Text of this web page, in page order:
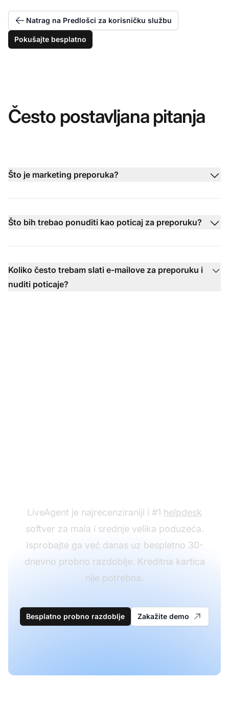
Natrag na Predlošci za korisničku službu
Pokušajte besplatno
Često postavljana pitanja
Što je marketing preporuka?
Što bih trebao ponuditi kao poticaj za preporuku?
Koliko često trebam slati e-mailove za preporuku i
nuditi poticaje?
LiveAgent je najrecenziraniji i #1 helpdesk
softver za mala i srednje velika poduzeća.
Isprobajte ga već danas uz besplatno 30-
dnevno probno razdoblje. Kreditna kartica
nije potrebna.
Besplatno probno razdoblje Zakažite demo